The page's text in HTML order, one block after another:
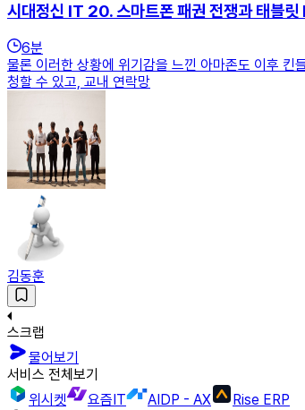
시대정신 IT 20. 스마트폰 패권 전쟁과 태블릿
6분
물론 이러한 상황에 위기감을 느낀 아마존도 이후 킨
청할 수 있고, 교내 연락망
김동훈
스크랩
물어보기
서비스 전체보기
위시켓
요즘IT AIDP - AX Rise ERP